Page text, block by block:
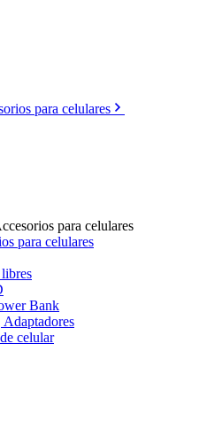
para celulares
para celulares
para celulares
Bank
Adaptadores
celular